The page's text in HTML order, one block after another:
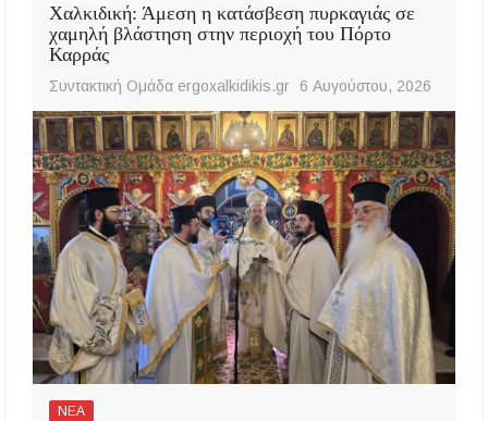
Χαλκιδική: Άμεση η κατάσβεση πυρκαγιάς σε
χαμηλή βλάστηση στην περιοχή του Πόρτο
Καρράς
Συντακτική Ομάδα ergoxalkidikis.gr 6 Αυγούστου, 2026
ΝΕΑ